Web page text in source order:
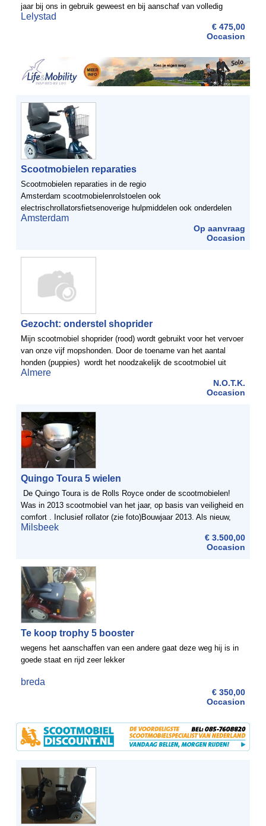
jaar bij ons in gebruik geweest en bij aanschaf van volledig
nieuwe accu's voorzien. Deze gaan dus nog lange tijd ...
Lelystad
€ 475,00
Occasion
Scootmobielen reparaties
Scootmobielen reparaties in de regio
Amsterdam scootmobielenrolstoelen ook
electrischrollatorsfietsenoverige hulpmiddelen ook onderdelen
Amsterdam
Op aanvraag
Occasion
Gezocht: onderstel shoprider
Mijn scootmobiel shoprider (rood) wordt gebruikt voor het vervoer
van onze vijf mopshonden. Door de toename van het aantal
honden (puppies) wordt het noodzakelijk de scootmobiel uit
tebreiden met een aanhanger gedeeltelijk ...
Almere
N.O.T.K.
Occasion
Quingo Toura 5 wielen
De Quingo Toura is de Rolls Royce onder de scootmobielen!
Was in 2013 scootmobiel van het jaar, op basis van veiligheid en
comfort . Inclusief rollator (zie foto)Bouwjaar 2013. Als nieuw,
weinig gebruikt. Nieuwprijs € ...
Milsbeek
€ 3.500,00
Occasion
Te koop trophy 5 booster
wegens het aanschaffen van een andere gaat deze weg hij is in
goede staat en rijd zeer lekker
breda
€ 350,00
Occasion